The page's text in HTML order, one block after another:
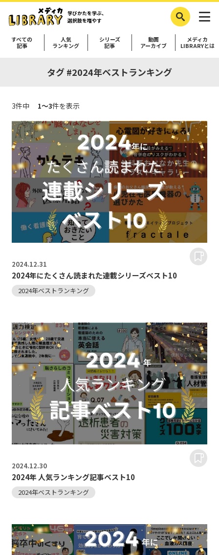
学びかたを学ぶ、
選択肢を増やす
すべての
記事
人気
ランキング
シリーズ
記事
動画
アーカイブ
メディカ
LIBRARYとは
タグ #2024年ベストランキング
3件中 1～3件を表示
2024.12.31
2024年にたくさん読まれた連載シリーズベスト10
2024年ベストランキング
2024.12.30
2024年 人気ランキング記事ベスト10
2024年ベストランキング